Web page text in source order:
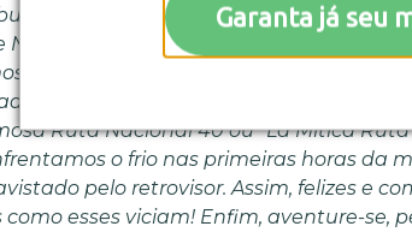
Garanta já seu
praças, bosques e
passamos o Ano Novo sozinhos
pessoalmente pinguins, caminhamos
e simpatia dos Argentinos, eles
Ruta Nacional 40 ou “La Mítica
o frio nas primeiras horas da
pelo retrovisor. Assim, felizes e
esses viciam! Enfim, aventure-se,